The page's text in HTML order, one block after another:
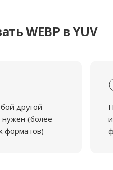
WEBP в YUV
другой
(более
форматов)